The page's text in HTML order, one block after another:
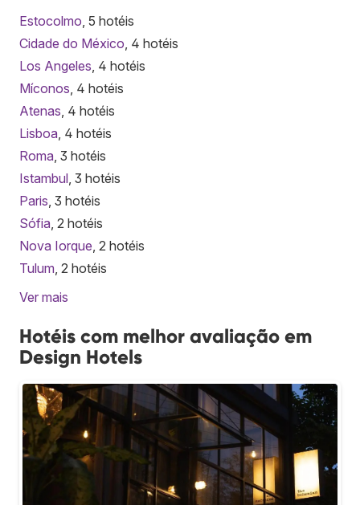
Estocolmo , 5 hotéis
Cidade do México , 4 hotéis
Los Angeles , 4 hotéis
Míconos , 4 hotéis
Atenas , 4 hotéis
Lisboa , 4 hotéis
Roma , 3 hotéis
Istambul , 3 hotéis
Paris , 3 hotéis
Sófia , 2 hotéis
Nova Iorque , 2 hotéis
Tulum , 2 hotéis
Ver mais
Hotéis com melhor avaliação em
Design Hotels